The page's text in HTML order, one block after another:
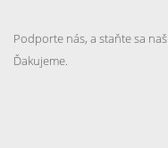
Podporte nás, a staňte sa
Ďakujeme.